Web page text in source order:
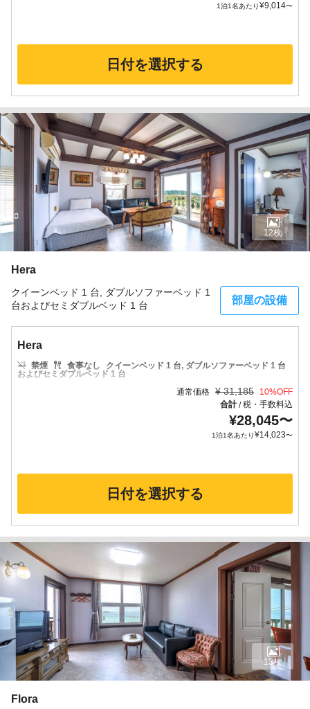
1泊1名あたり¥9,014〜
日付を選択する
Hera
クイーンベッド 1 台, ダブルソファーベッド 1
台およびセミダブルベッド 1 台
部屋の設備
12枚
Hera
禁煙 食事なし
クイーンベッド 1 台, ダブルソファーベッド 1 台
およびセミダブルベッド 1 台
通常価格 ¥ 31,185 10%OFF
合計/税・手数料込
¥28,045〜
1泊1名あたり¥14,023〜
日付を選択する
Flora
13枚